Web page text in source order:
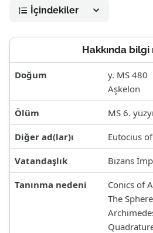
İçindekiler
Hakkında bilgi
Doğum y. MS 480
Aşkelon
Ölüm MS 6.
Diğer ad(lar)ı Eutocius
Vatandaşlık Bizans
Tanınma nedeni
Conics of
The